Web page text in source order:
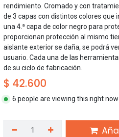
rendimiento. Cromado y con
de 3 capas con distintos colores que
una 4.ª capa de color negro para
proporcionan protección al mismo
aislante exterior se daña, se podrá
usuario. Cada una de las
de su ciclo de fabricación.
$ 42.600
6 people are viewing this right now